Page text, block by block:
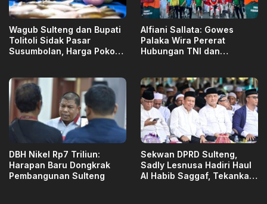
Wagub Sulteng dan Bupati
Tolitoli Sidak Pasar
Susumbolan, Harga Pokok
Alfiani Sallata: Gowes
Palaka Wira Pererat
Hubungan TNI dan
DBH Nikel Rp7 Triliun:
Harapan Baru Dongkrak
Pembangunan Sulteng
Sekwan DPRD Sulteng,
Sadly Lesnusa Hadiri Haul
Al Habib Saggaf, Tekankan